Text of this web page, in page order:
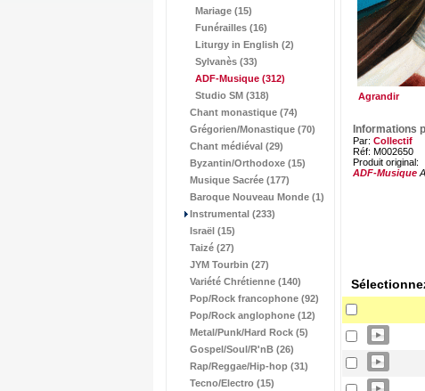
Mariage (15)
Funérailles (16)
Liturgy in English (2)
Sylvanès (33)
ADF-Musique (312)
Studio SM (318)
Chant monastique (74)
Grégorien/Monastique (70)
Chant médiéval (29)
Byzantin/Orthodoxe (15)
Musique Sacrée (177)
Baroque Nouveau Monde (1)
Instrumental (233)
Israël (15)
Taizé (27)
JYM Tourbin (27)
Variété Chrétienne (140)
Pop/Rock francophone (92)
Pop/Rock anglophone (12)
Metal/Punk/Hard Rock (5)
Gospel/Soul/R'nB (26)
Rap/Reggae/Hip-hop (31)
Tecno/Electro (15)
Agrandir
Informations
Par: Collectif
Réf: M002650
Produit original:
ADF-Musique